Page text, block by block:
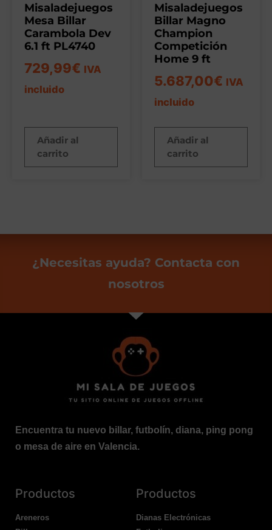
Misaladejuegos
Mesa Billar
Carambola Dev
6.1 ft PL4740
729,99€ IVA
incluido
Añadir al
carrito
Misaladejuegos
Billar Magno
Champion
Competición
Home 9 ft
5.687,00€ IVA
incluido
Añadir al
carrito
¿Necesitas ayuda? Contacta con
nosotros
Encuentra tu nuevo billar, futbolín, diana, ping pong
o mesa de aire en Valencia.
Productos
Areneros
Productos
Dianas Electrónicas